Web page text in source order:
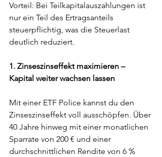
Vorteil: Bei Teilkapitalauszahlungen ist
nur ein Teil des Ertragsanteils
steuerpflichtig, was die Steuerlast
deutlich reduziert.
1. Zinseszinseffekt maximieren –
Kapital weiter wachsen lassen
Mit einer ETF Police kannst du den
Zinseszinseffekt voll ausschöpfen. Über
40 Jahre hinweg mit einer monatlichen
Sparrate von 200 € und einer
durchschnittlichen Rendite von 6 %